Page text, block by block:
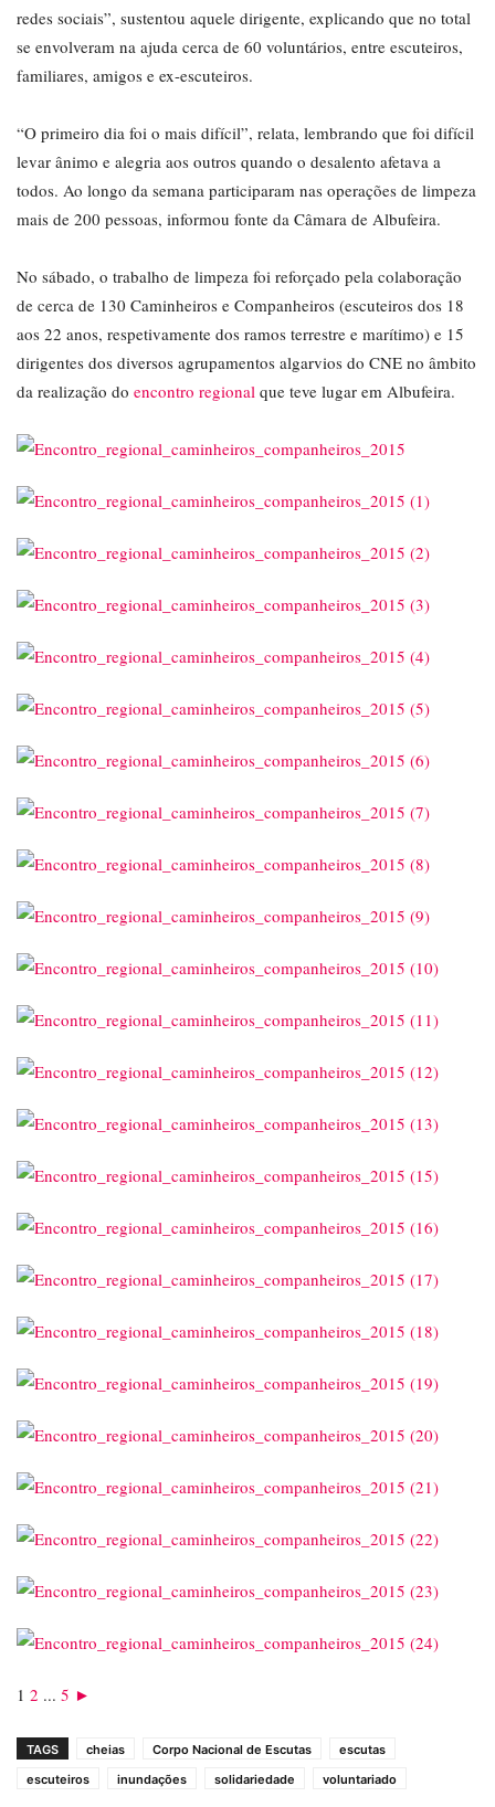
redes sociais”, sustentou aquele dirigente, explicando que no total
se envolveram na ajuda cerca de 60 voluntários, entre escuteiros,
familiares, amigos e ex-escuteiros.
“O primeiro dia foi o mais difícil”, relata, lembrando que foi difícil
levar ânimo e alegria aos outros quando o desalento afetava a
todos. Ao longo da semana participaram nas operações de limpeza
mais de 200 pessoas, informou fonte da Câmara de Albufeira.
No sábado, o trabalho de limpeza foi reforçado pela colaboração
de cerca de 130 Caminheiros e Companheiros (escuteiros dos 18
aos 22 anos, respetivamente dos ramos terrestre e marítimo) e 15
dirigentes dos diversos agrupamentos algarvios do CNE no âmbito
da realização do encontro regional que teve lugar em Albufeira.
1 2 ... 5 ►
TAGS cheias Corpo Nacional de Escutas
escutas
escuteiros
inundações solidariedade voluntariado